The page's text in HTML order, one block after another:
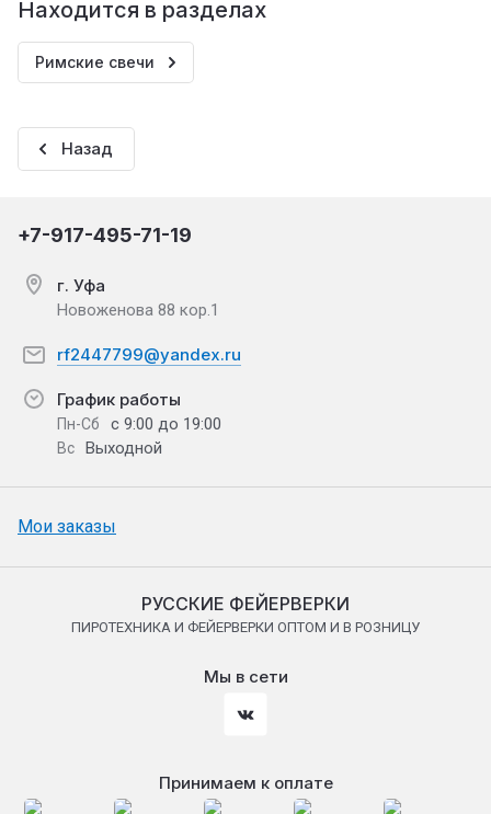
Находится в разделах
Римские свечи
Назад
+7-917-495-71-19
г. Уфа
Новоженова 88 кор.1
rf2447799@yandex.ru
График работы
Пн-Сб с 9:00 до 19:00
Вс Выходной
Мои заказы
РУССКИЕ ФЕЙЕРВЕРКИ
ПИРОТЕХНИКА И ФЕЙЕРВЕРКИ ОПТОМ И В РОЗНИЦУ
Мы в сети
Принимаем к оплате